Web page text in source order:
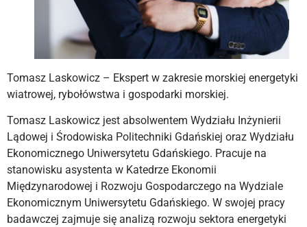
Tomasz Laskowicz – Ekspert w zakresie morskiej energetyki
wiatrowej, rybołówstwa i gospodarki morskiej.
Tomasz Laskowicz jest absolwentem Wydziału Inżynierii
Lądowej i Środowiska Politechniki Gdańskiej oraz Wydziału
Ekonomicznego Uniwersytetu Gdańskiego. Pracuje na
stanowisku asystenta w Katedrze Ekonomii
Międzynarodowej i Rozwoju Gospodarczego na Wydziale
Ekonomicznym Uniwersytetu Gdańskiego. W swojej pracy
badawczej zajmuje się analizą rozwoju sektora energetyki